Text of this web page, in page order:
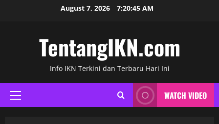
August 7, 2026 7:20:46 AM
TentangIKN.com
Info IKN Terkini dan Terbaru Hari Ini
Primary
Menu
WATCH VIDEO